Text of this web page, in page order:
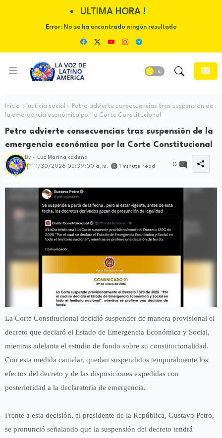
ULTIMA HORA !
Error:No se ha encontrado ningún resultado
Inicio justicia social
Petro advierte consecuencias tras suspensión de
la emergencia económica por la Corte Constitucional
Petro advierte consecuencias tras suspensión de la
emergencia económica por la Corte Constitucional
By -
Luz Marina cadena
1/30/2026 02:39:00 a. m.
1 minute read 0
La Corte Constitucional decidió suspender de manera provisional el
decreto que declaró el Estado de Emergencia Económica y Social,
mientras adelanta el estudio de fondo sobre su constitucionalidad.
Con esta medida cautelar, quedan suspendidos temporalmente los
efectos del decreto y de las disposiciones expedidas con
posterioridad a la declaratoria de emergencia.
Frente a esta decisión, el presidente de la República, Gustavo Petro,
se pronunció señalando que la suspensión del decreto tendrá